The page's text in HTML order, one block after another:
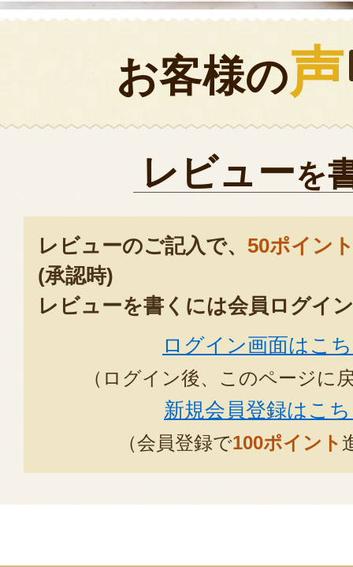
お客様の声
レビューを
レビューのご記入で、 50ポイン
(承認時)
レビューを書くには会員ログイ
ログイン画面はこ
（ログイン後、このページに
新規会員登録はこ
（会員登録で100ポイント